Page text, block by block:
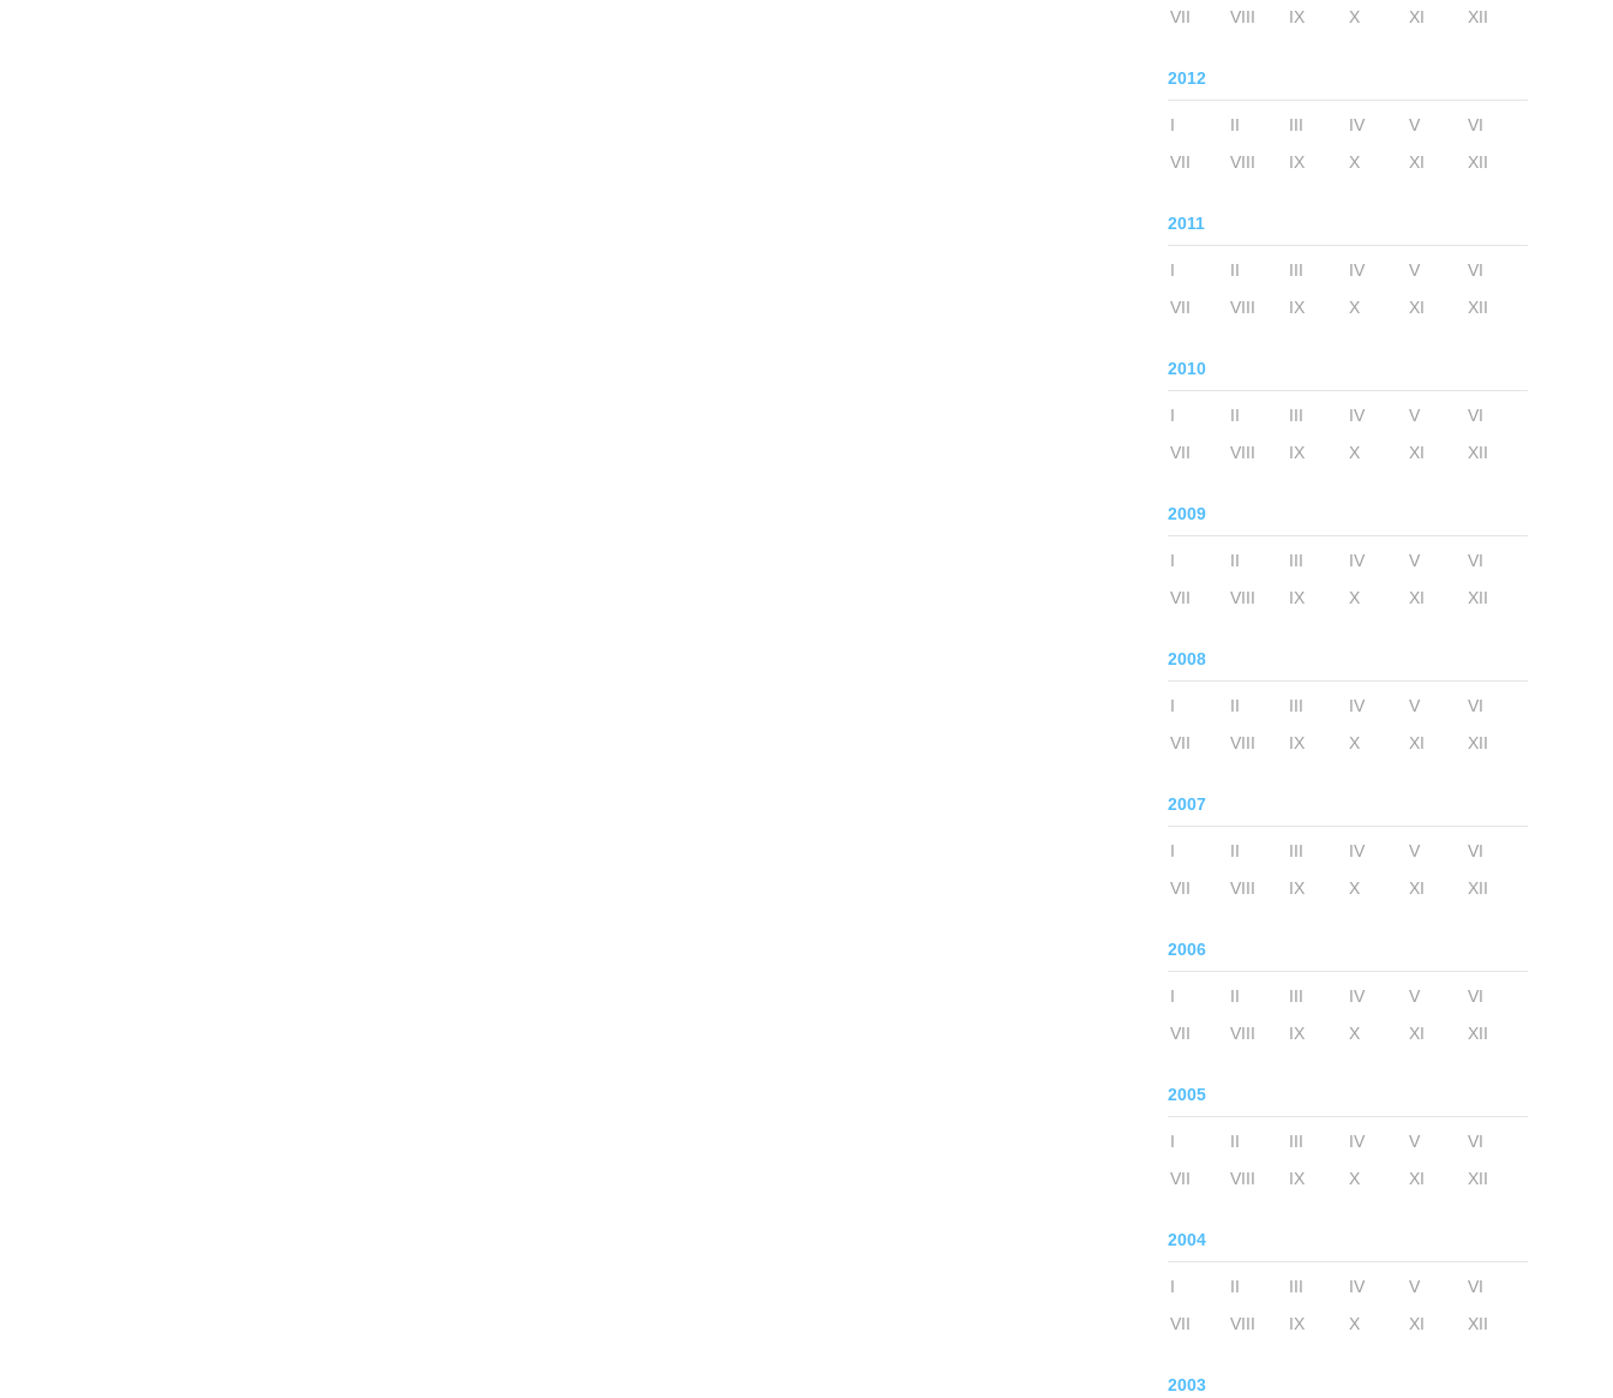
VII
VIII IX X XI XII
2012
I II III IV V
VI
VII
VIII IX X XI XII
2011
I II III IV V
VI
VII
VIII IX X XI XII
2010
I II III IV V
VI
VII
VIII IX X XI XII
2009
I II III IV V
VI
VII
VIII IX X XI XII
2008
I II III IV V
VI
VII
VIII IX X XI XII
2007
I II III IV V
VI
VII
VIII IX X XI XII
2006
I II III IV V
VI
VII
VIII IX X XI XII
2005
I II III IV V
VI
VII
VIII IX X XI XII
2004
I II III IV V
VI
VII
VIII IX X XI XII
2003